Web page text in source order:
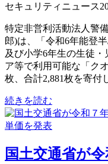
セキュリティニュース
特定非営利活動法人警
郎)は、「令和6年能登
及び小学6年生の生徒
ア等で利用可能な「ク
枚、合計2,881枚を寄
続きを読む
国土交通省が